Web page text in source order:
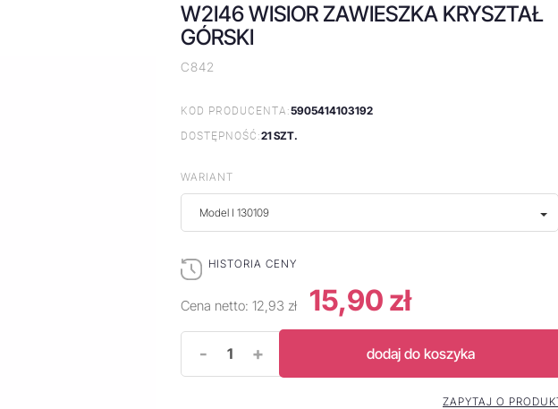
W2I46 WISIOR ZAWIESZKA KRYSZTAŁ
GÓRSKI
C842
KOD PRODUCENTA:5905414103192
DOSTĘPNOŚĆ:21 SZT.
WARIANT
Model I 130109
HISTORIA CENY
Cena netto: 12,93 zł 15,90 zł
- + dodaj do koszyka
ZAPYTAJ O